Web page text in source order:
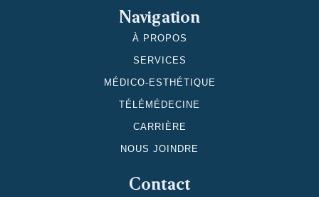
Navigation
À PROPOS
SERVICES
MÉDICO-ESTHÉTIQUE
TÉLÉMÉDECINE
CARRIÈRE
NOUS JOINDRE
Contact